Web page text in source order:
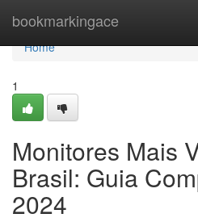
bookmarkingace
Home
Home
1
Monitores Mais
Brasil: Guia
2024